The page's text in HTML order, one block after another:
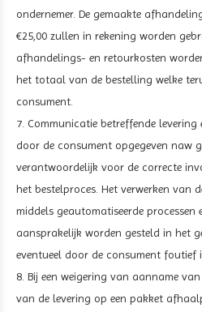
ondernemer. De gemaakte
€25,00 zullen in rekening worden
afhandelings- en retourkosten
het totaal van de bestelling welke
consument.
7. Communicatie betreffende
door de consument opgegeven naw
verantwoordelijk voor de correcte
het bestelproces. Het verwerken van
middels geautomatiseerde
aansprakelijk worden gesteld in het
eventueel door de consument foutief
8. Bij een weigering van aanname
van de levering op een pakket